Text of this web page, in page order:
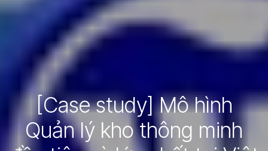
[Case study] Mô hình
Quản lý kho thông minh